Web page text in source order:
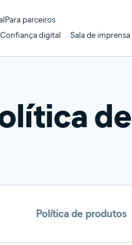
Para parceiros
Confiança digital Sala de imprensa
Política de produtos